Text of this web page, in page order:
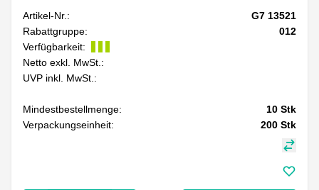
Artikel-Nr.:
G7 13521
Rabattgruppe:
012
Verfügbarkeit:
Netto exkl. MwSt.:
UVP inkl. MwSt.:
Mindestbestellmenge: 10 Stk
Verpackungseinheit:
200 Stk